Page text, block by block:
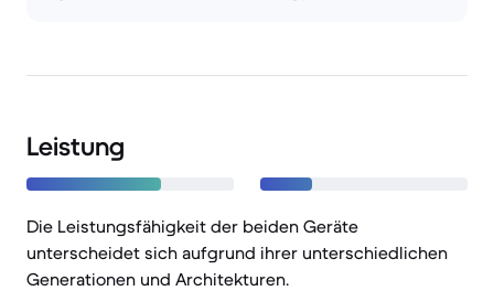
Leistung
Die Leistungsfähigkeit der beiden Geräte
unterscheidet sich aufgrund ihrer unterschiedlichen
Generationen und Architekturen.